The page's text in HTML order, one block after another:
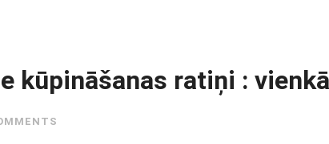
kūpināšanas ratiņi :